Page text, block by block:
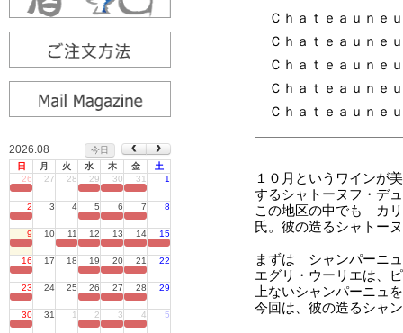
2026.08
今日
日
月 火 水 木 金
土
26
27 28 29 30 31 1
2 3 4 5 6 7 8
9 10 11 12 13 14 15
16 17 18 19 20 21 22
23 24 25 26 27 28 29
30 31 1 2 3 4 5